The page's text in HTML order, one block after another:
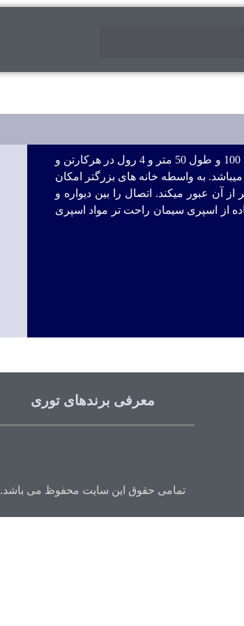
توری های 75 گرمی با چشمه های 5 در 5 با عرض 100 و طول 50 متر و 4 رول در هرکارتن و
موجود میباشد. به واسطه خانه های بزرگتر امکان
آن عبور میکند. اتصال را بین دیواره و
از اسپری سیمان راحت تر مواد اسپری
معرفی برندهای توری
تمامی حقوق این سایت محفوظ می باشد.